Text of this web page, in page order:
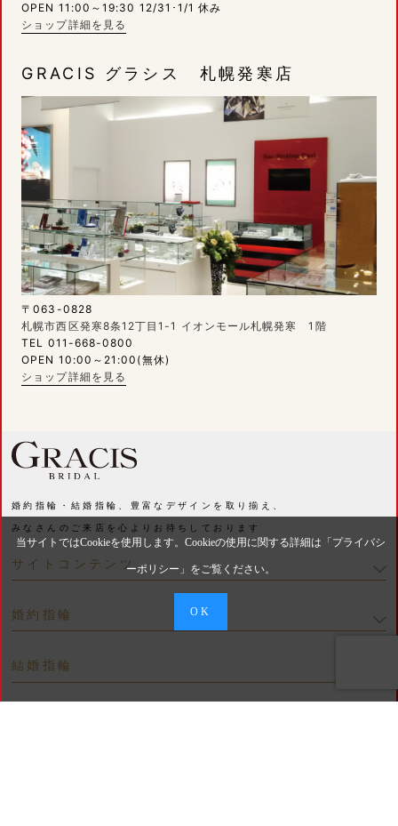
OPEN 11:00～19:30 12/31･1/1 休み
ショップ詳細を見る
GRACIS グラシス 札幌発寒店
〒063-0828
札幌市西区発寒8条12丁目1-1 イオンモール札幌発寒 1階
TEL 011-668-0800
OPEN 10:00～21:00(無休)
ショップ詳細を見る
婚約指輪・結婚指輪、豊富なデザインを取り揃え、
みなさんのご来店を心よりお待ちしております
サイトコンテンツ
婚約指輪
結婚指輪
当サイトではCookieを使用します。Cookieの使用に関する詳細は「 プライバシ
ーポリシー 」をご覧ください。
OK